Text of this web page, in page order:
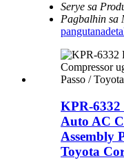
Serye sa
Pagbalhin sa
pangutana
KPR-6332
Auto AC
Assembly
Toyota